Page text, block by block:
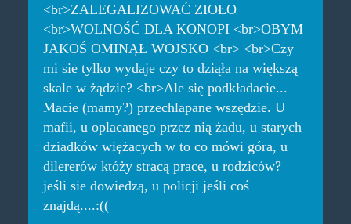
<br>ZALEGALIZOWAĆ ZIOŁO
<br>WOLNOŚĆ DLA KONOPI <br>OBYM
JAKOŚ OMINĄŁ WOJSKO <br> <br>Czy
mi sie tylko wydaje czy to dziąła na większą
skale w żądzie? <br>Ale się podkładacie...
Macie (mamy?) przechlapane wszędzie. U
mafii, u oplacanego przez nią żadu, u starych
dziadków więżacych w to co mówi góra, u
dilererów któży stracą prace, u rodziców?
jeśli sie dowiedzą, u policji jeśli coś
znajdą....:((